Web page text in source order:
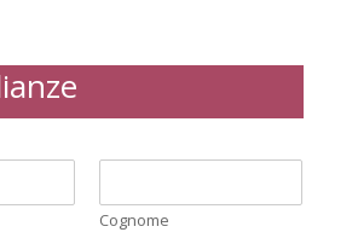
Cognome